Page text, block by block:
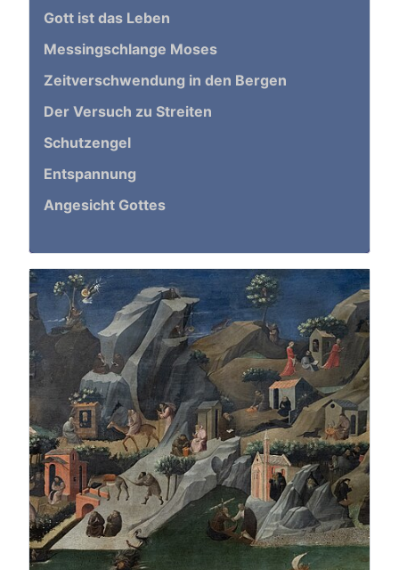
Gott ist das Leben
Messingschlange Moses
Zeitverschwendung in den Bergen
Der Versuch zu Streiten
Schutzengel
Entspannung
Angesicht Gottes